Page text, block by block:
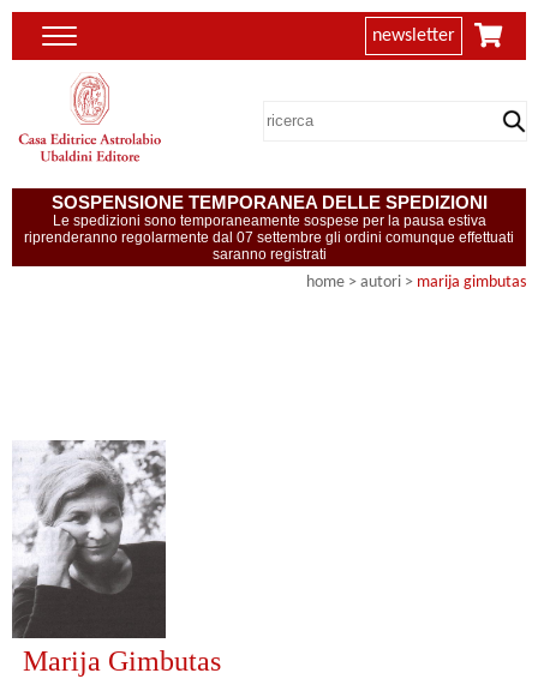
newsletter
SOSPENSIONE TEMPORANEA DELLE SPEDIZIONI
Le spedizioni sono temporaneamente sospese per la pausa estiva
riprenderanno regolarmente dal 07 settembre gli ordini comunque effettuati
saranno registrati
home > autori > marija gimbutas
Marija Gimbutas